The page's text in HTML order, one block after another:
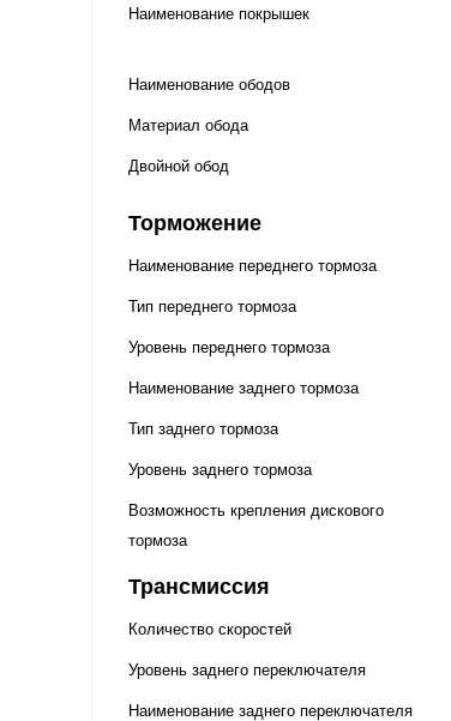
Наименование покрышек
Наименование ободов
Материал обода
Двойной обод
Торможение
Наименование переднего тормоза
Тип переднего тормоза
Уровень переднего тормоза
Наименование заднего тормоза
Тип заднего тормоза
Уровень заднего тормоза
Возможность крепления дискового
тормоза
Трансмиссия
Количество скоростей
Уровень заднего переключателя
Наименование заднего переключателя